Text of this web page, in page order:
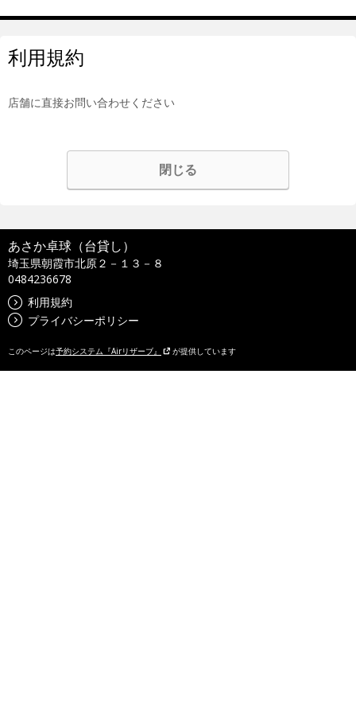
利用規約
店舗に直接お問い合わせください
閉じる
あさか卓球（台貸し）
埼玉県朝霞市北原２－１３－８
0484236678
利用規約
プライバシーポリシー
このページは予約システム『Airリザーブ』 が提供しています